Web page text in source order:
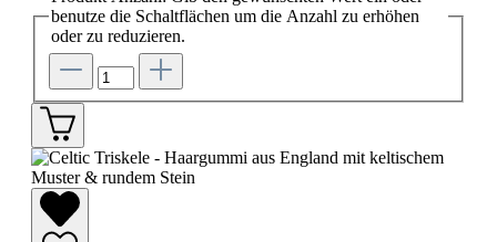
benutze die Schaltflächen um die Anzahl zu erhöhen
oder zu reduzieren.